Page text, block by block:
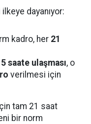
dayanıyor:
kadro, her 21
saate ulaşması, o
verilmesi için
tam 21 saat
bir norm